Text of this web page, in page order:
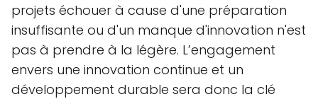
projets échouer à cause d'une préparation
insuffisante ou d'un manque d'innovation n'est
pas à prendre à la légère. L’engagement
envers une innovation continue et un
développement durable sera donc la clé